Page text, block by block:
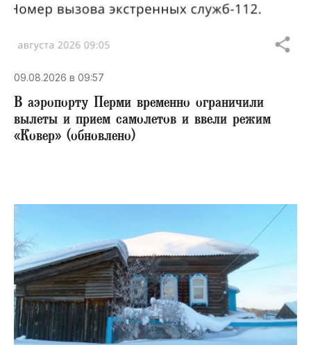
09.08.2026 в 09:57
В аэропорту Перми временно ограничили
вылеты и прием самолетов и ввели режим
«Ковер» (обновлено)